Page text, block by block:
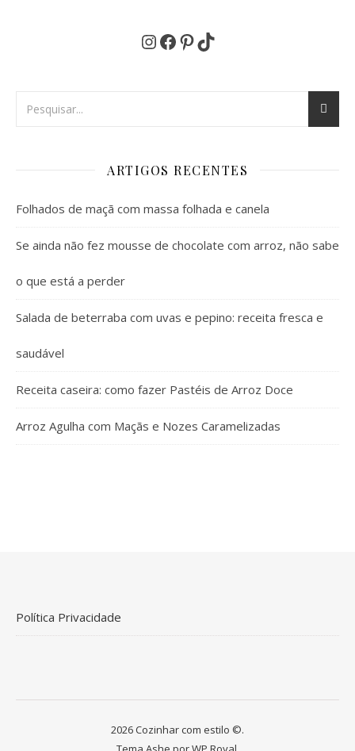
Instagram
Facebook
Pinterest
TikTok
ARTIGOS RECENTES
Folhados de maçã com massa folhada e canela
Se ainda não fez mousse de chocolate com arroz, não sabe
o que está a perder
Salada de beterraba com uvas e pepino: receita fresca e
saudável
Receita caseira: como fazer Pastéis de Arroz Doce
Arroz Agulha com Maçãs e Nozes Caramelizadas
Política Privacidade
2026 Cozinhar com estilo ©.